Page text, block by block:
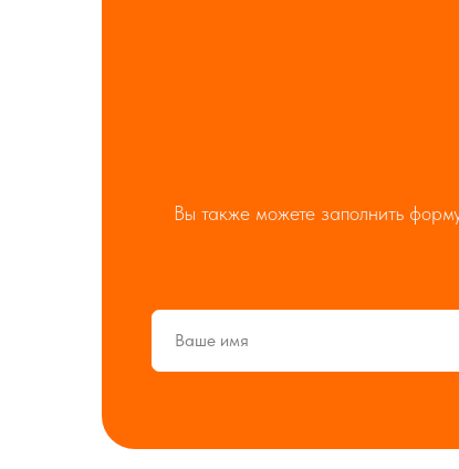
Вы также можете заполнить